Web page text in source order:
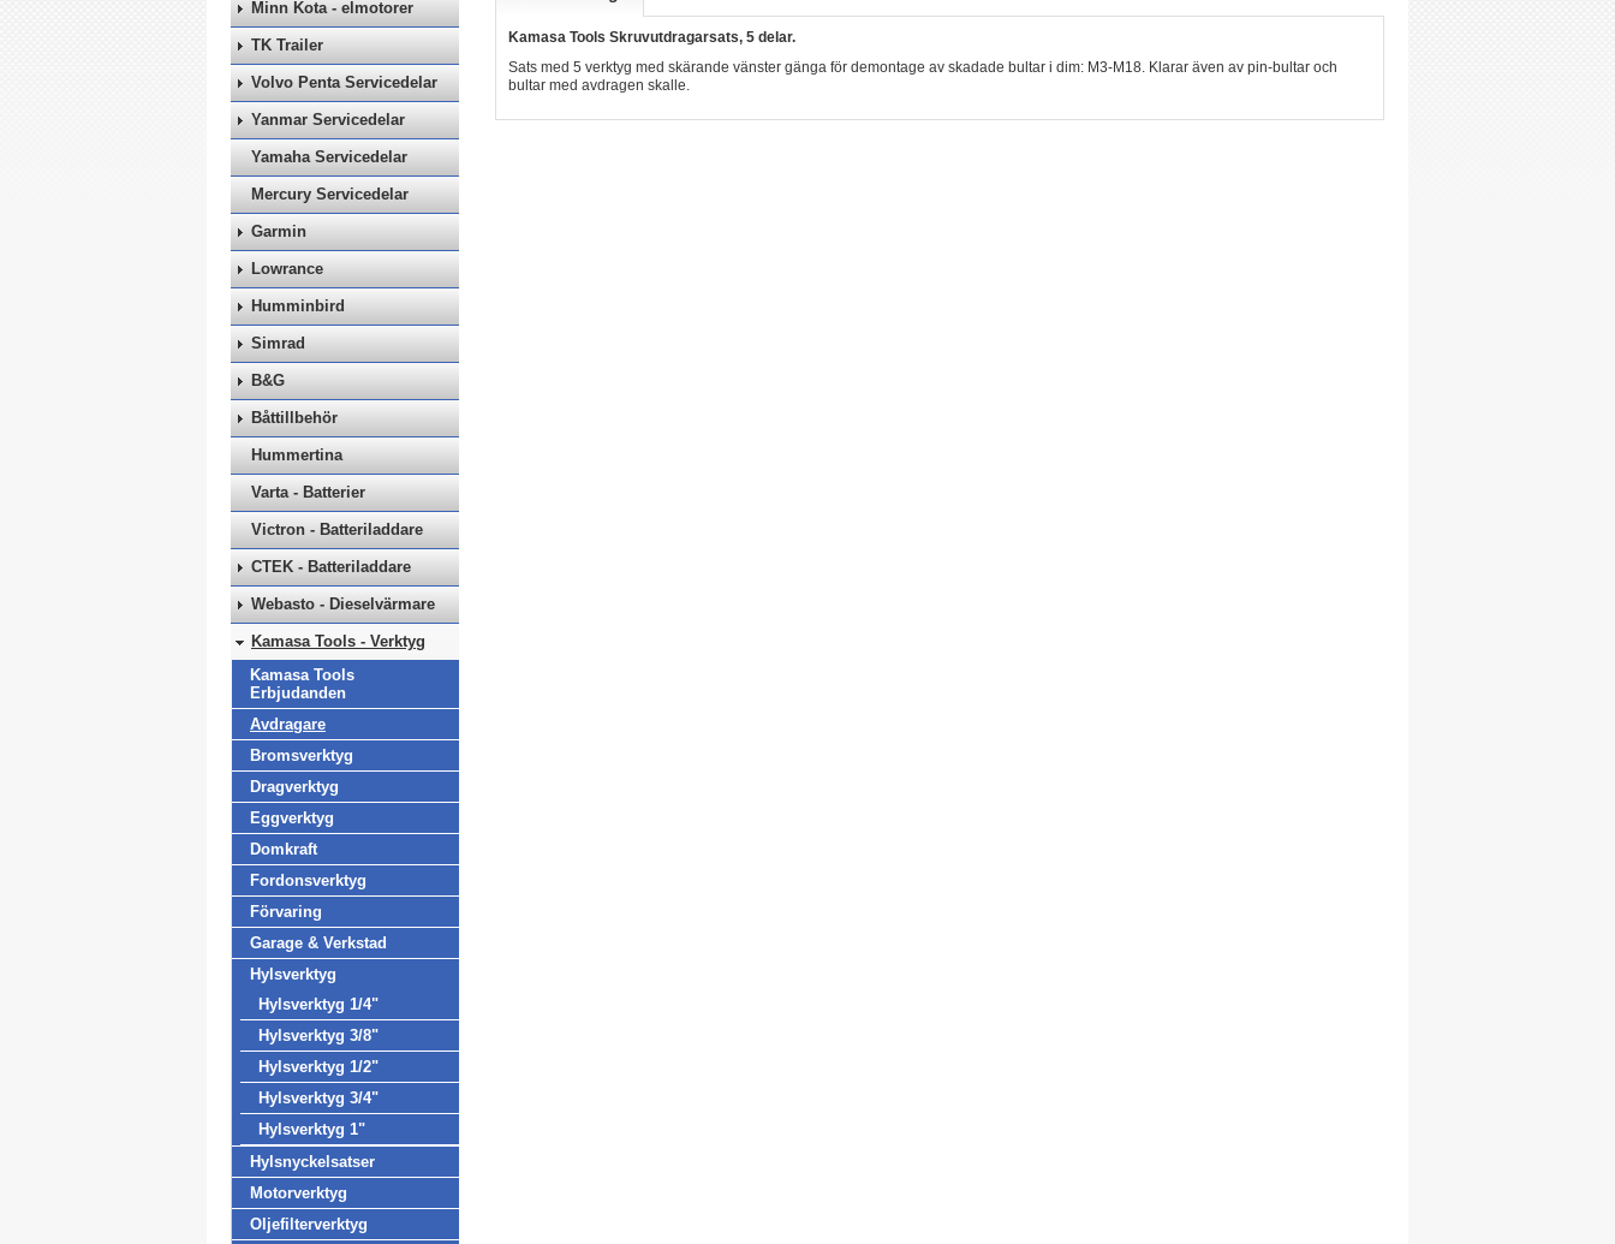
Minn Kota - elmotorer
TK Trailer
Volvo Penta Servicedelar
Yanmar Servicedelar
Yamaha Servicedelar
Mercury Servicedelar
Garmin
Lowrance
Humminbird
Simrad
B&G
Båttillbehör
Hummertina
Varta - Batterier
Victron - Batteriladdare
CTEK - Batteriladdare
Webasto - Dieselvärmare
Kamasa Tools - Verktyg
Kamasa Tools
Erbjudanden
Avdragare
Bromsverktyg
Dragverktyg
Eggverktyg
Domkraft
Fordonsverktyg
Förvaring
Garage & Verkstad
Hylsverktyg
Hylsverktyg 1/4"
Hylsverktyg 3/8"
Hylsverktyg 1/2"
Hylsverktyg 3/4"
Hylsverktyg 1"
Hylsnyckelsatser
Motorverktyg
Oljefilterverktyg
Kamasa Tools Skruvutdragarsats, 5 delar.
Sats med 5 verktyg med skärande vänster gänga för demontage av skadade bultar i dim: M3-M18. Klarar även av pin-bultar och
bultar med avdragen skalle.